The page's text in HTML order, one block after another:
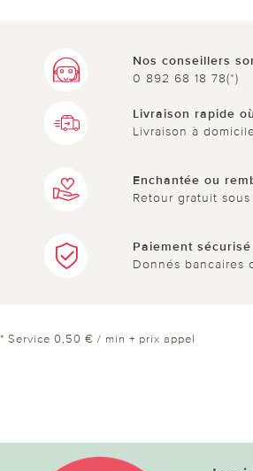
Nos conseillers
0 892 68 18 78(*)
Livraison rapide
Livraison à
Enchantée ou
Retour gratuit sous
Paiement sécurisé
Donnés bancaires
* Service 0,50 € / min + prix appel